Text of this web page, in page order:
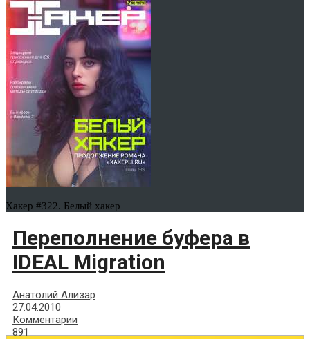
Хакер #322. Белый хакер
Переполнение буфера в
IDEAL Migration
Анатолий Ализар
27.04.2010
Комментарии
891